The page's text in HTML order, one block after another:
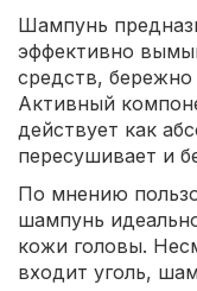
Шампунь
эффективно
средств,
Активный
действует как
пересушивает и
По мнению
шампунь
кожи головы.
входит уголь,